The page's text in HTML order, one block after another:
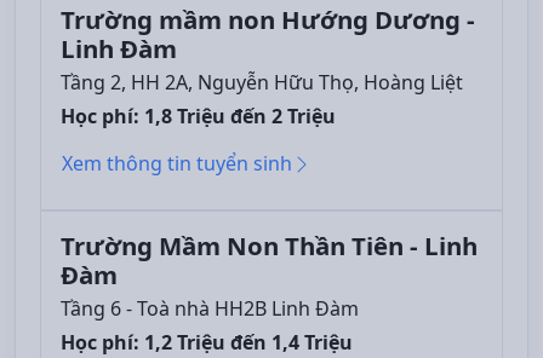
Trường mầm non Hướng Dương -
Linh Đàm
Tầng 2, HH 2A, Nguyễn Hữu Thọ, Hoàng Liệt
Học phí: 1,8 Triệu đến 2 Triệu
Xem thông tin tuyển sinh
Trường Mầm Non Thần Tiên - Linh
Đàm
Tầng 6 - Toà nhà HH2B Linh Đàm
Học phí: 1,2 Triệu đến 1,4 Triệu